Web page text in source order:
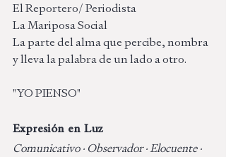
El Reportero/ Periodista
La Mariposa Social
La parte del alma que percibe, nombra
y lleva la palabra de un lado a otro.
"YO PIENSO"
Expresión en Luz
Comunicativo · Observador · Elocuente ·